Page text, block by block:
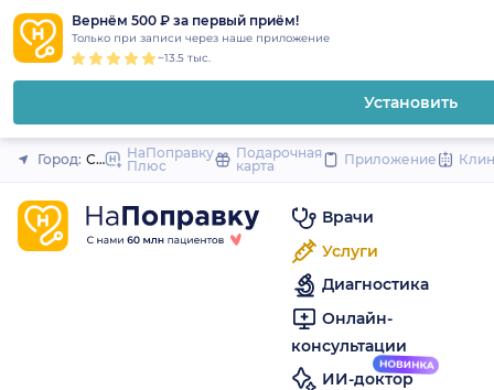
Вернём 500 ₽ за первый приём!
Только при записи через наше приложение
~13.5 тыс.
Установить
Закрыть
Город: Санкт-Петербург
НаПоправку
Плюс
Подарочная
карта
Приложение
Врачи
Услуги
Диагностика
Онлайн-
консультации
ИИ-доктор